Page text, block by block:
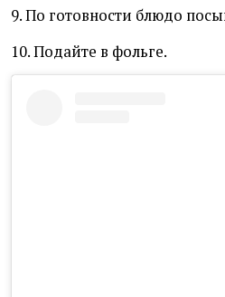
9. По готовности блюдо
10. Подайте в фольге.